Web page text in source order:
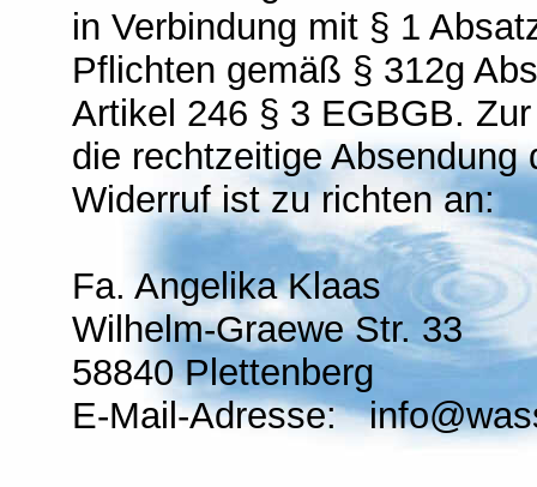
in Verbindung mit § 1
Pflichten gemäß § 312g
Artikel 246 § 3 EGBGB.
die rechtzeitige
Widerruf ist zu richten an:
Fa. Angelika Klaas
Wilhelm-Graewe Str. 33
58840 Plettenberg
E-Mail-Adresse: